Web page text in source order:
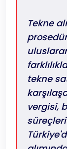
Tekne
tekne
vergisi,
süreçleri